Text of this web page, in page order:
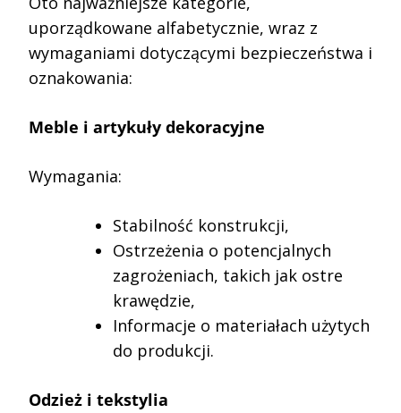
uporządkowane alfabetycznie, wraz z
wymaganiami dotyczącymi bezpieczeństwa i
oznakowania:
Meble i artykuły dekoracyjne
Wymagania:
Stabilność konstrukcji,
Ostrzeżenia o potencjalnych
zagrożeniach, takich jak ostre
krawędzie,
Informacje o materiałach użytych
do produkcji.
Odzież i tekstylia